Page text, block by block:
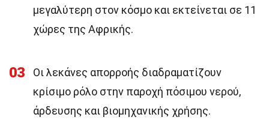
μεγαλύτερη στον κόσμο και εκτείνεται σε 11
χώρες της Αφρικής.
03
Οι λεκάνες απορροής διαδραματίζουν
κρίσιμο ρόλο στην παροχή πόσιμου νερού,
άρδευσης και βιομηχανικής χρήσης.